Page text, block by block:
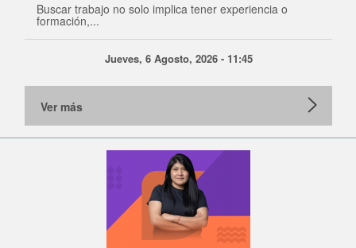
Buscar trabajo no solo implica tener experiencia o
formación,...
Jueves, 6 Agosto, 2026 - 11:45
Ver más